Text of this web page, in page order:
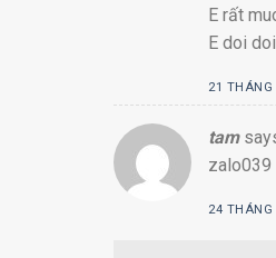
E rất
E doi
21
tam
zalo039
24